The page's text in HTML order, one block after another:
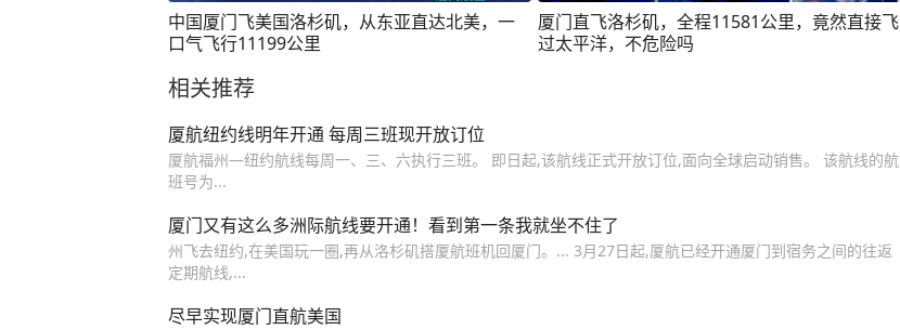
中国厦门飞美国洛杉矶，从东亚直达北美，一
口气飞行11199公里
厦门直飞洛杉矶，全程11581公里，竟然直接飞
过太平洋，不危险吗
相关推荐
厦航纽约线明年开通 每周三班现开放订位
厦航福州—纽约航线每周一、三、六执行三班。 即日起,该航线正式开放订位,面向全球启动销售。 该航线的航
班号为...
厦门又有这么多洲际航线要开通！看到第一条我就坐不住了
州飞去纽约,在美国玩一圈,再从洛杉矶搭厦航班机回厦门。... 3月27日起,厦航已经开通厦门到宿务之间的往返
定期航线,...
尽早实现厦门直航美国